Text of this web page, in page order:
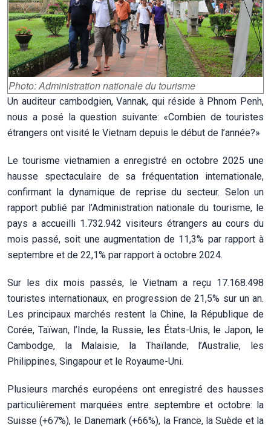
Photo: Administration nationale du tourisme
Un auditeur cambodgien, Vannak, qui réside à Phnom Penh,
nous a posé la question suivante: «Combien de touristes
étrangers ont visité le Vietnam depuis le début de l’année?»
Le tourisme vietnamien a enregistré en octobre 2025 une
hausse spectaculaire de sa fréquentation internationale,
confirmant la dynamique de reprise du secteur. Selon un
rapport publié par l’Administration nationale du tourisme, le
pays a accueilli 1.732.942 visiteurs étrangers au cours du
mois passé, soit une augmentation de 11,3% par rapport à
septembre et de 22,1% par rapport à octobre 2024.
Sur les dix mois passés, le Vietnam a reçu 17.168.498
touristes internationaux, en progression de 21,5% sur un an.
Les principaux marchés restent la Chine, la République de
Corée, Taïwan, l’Inde, la Russie, les États-Unis, le Japon, le
Cambodge, la Malaisie, la Thaïlande, l’Australie, les
Philippines, Singapour et le Royaume-Uni.
Plusieurs marchés européens ont enregistré des hausses
particulièrement marquées entre septembre et octobre: la
Suisse (+67%), le Danemark (+66%), la France, la Suède et la